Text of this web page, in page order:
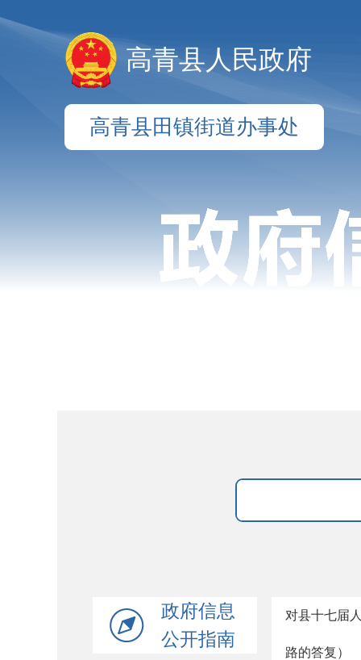
高青县人民政府
高青县田镇街道办事处
政府信息
公开指南
对县十七届
路的答复）